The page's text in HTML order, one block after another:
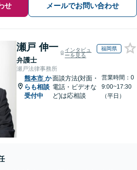
せ メールでお問い合わせ
瀬戸 伸一
弁護士
インタビュ
ーを見る
福岡県
瀬戸法律事務所
熊本市 か
らも相談
受付中
面談方法(対面・
電話・ビデオな
ど)は応相談
営業時間：0
9:00~17:30
（平日）